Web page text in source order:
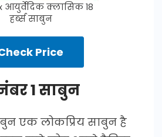
आयुर्वेदिक क्लासिक 18
हर्ब्स साबुन
Price
1 साबुन
एक लोकप्रिय साबुन है